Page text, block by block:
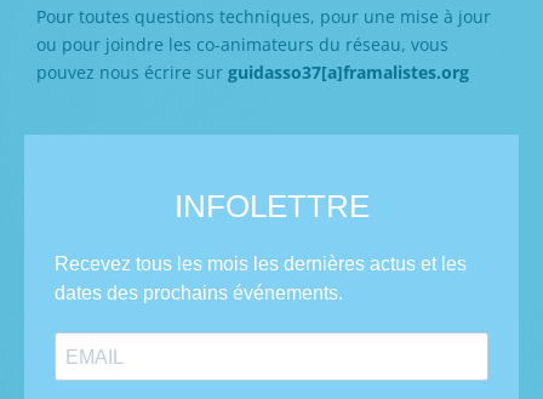
Pour toutes questions techniques, pour une mise à jour
ou pour joindre les co-animateurs du réseau, vous
pouvez nous écrire sur guidasso37[a]framalistes.org